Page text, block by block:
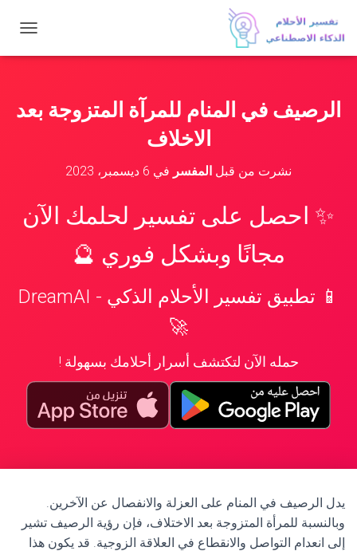
ب
ا
الرصيف في المنام للمرآة المتزوجة بعد
الاخلاف
نشرت من قبل المفسر في 6 ديسمبر، 2023
✨ احصل على تفسير لحلمك الآن
مجانًا وبشكل فوري 🔮
📱 تطبيق تفسير الأحلام الذكي - DreamAI
🚀
حمله الآن لتكتشف أسرار أحلامك بسهولة !
يدل الرصيف في المنام على العزلة والانفصال عن الآخرين.
وبالنسبة للمرأة المتزوجة بعد الاختلاف، فإن رؤية الرصيف تشير
إلى انعدام التواصل والانقطاع في العلاقة الزوجية. قد يكون هذا